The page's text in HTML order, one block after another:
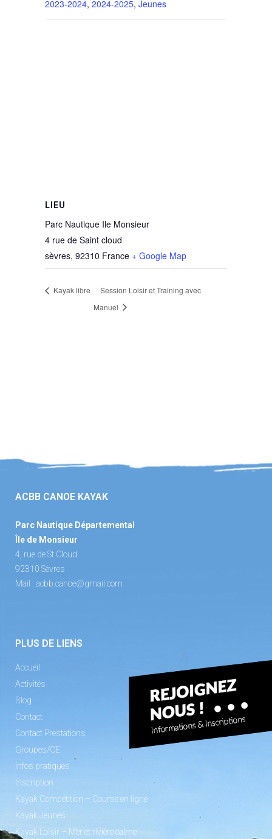
2023-2024, 2024-2025, Jeunes
LIEU
Parc Nautique Ile Monsieur
4 rue de Saint cloud
sèvres, 92310 France + Google Map
Kayak libre
Session Loisir et Training avec
Manuel
ACBB CANOE KAYAK
Parc Nautique Départemental
Île de Monsieur
4, rue de St Cloud
92310 Sèvres
Mail : acbb.canoe@gmail.com
PLUS DE LIENS
Accueil
Activités
Blog
Contact
Contact Prestations
Groupes/CE
Infos pratiques
Inscription
Kayak Compétition – Course en ligne
Kayak Jeunes
Kayak Loisir – Mer et rivière calme